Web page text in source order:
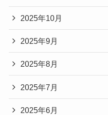
2025年10月
2025年9月
2025年8月
2025年7月
2025年6月